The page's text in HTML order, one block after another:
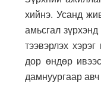
хийнэ. Усанд
амьсгал
тээвэрлэх
дор өндөр
дамнуургаар